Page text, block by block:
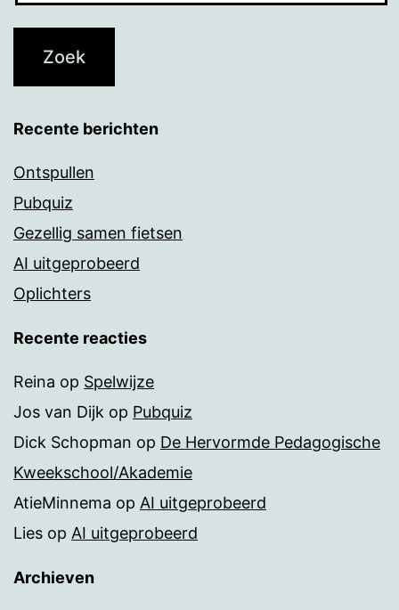
Recente berichten
Ontspullen
Pubquiz
Gezellig samen fietsen
AI uitgeprobeerd
Oplichters
Recente reacties
Reina op Spelwijze
Jos van Dijk op Pubquiz
Dick Schopman op De Hervormde Pedagogische
Kweekschool/Akademie
AtieMinnema op AI uitgeprobeerd
Lies op AI uitgeprobeerd
Archieven